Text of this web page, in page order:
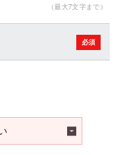
（最大7文字まで）